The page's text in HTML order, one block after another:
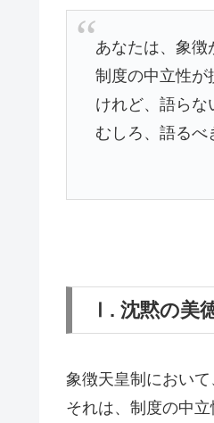
あなたは、象徴
制度の中立性が
けれど、語らな
むしろ、語るべ
Ⅰ. 沈黙の美
象徴天皇制におい
それは、制度の中立